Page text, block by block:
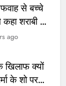
से बच्चे
कहा शराबी ने
ago
क्यों
के शो पर